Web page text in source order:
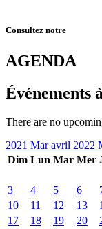
Consultez notre
AGENDA
Événements
There are no
2021 Maravril 2022
Dim Lun Mar Mer
3
4 5 6
10
11 12 13
17
18 19 20